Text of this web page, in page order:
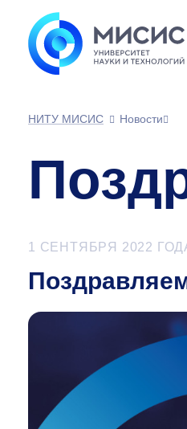
НИТУ МИСИС
Новости
1 СЕНТЯБРЯ 2022